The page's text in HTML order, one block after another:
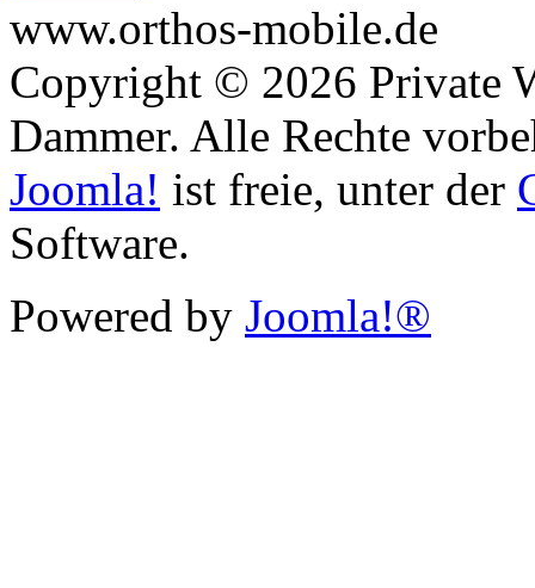
www.orthos-mobile.de
Copyright © 2026 Private
Dammer. Alle Rechte
Joomla! ist freie, unter der
Software.
Powered by Joomla!®